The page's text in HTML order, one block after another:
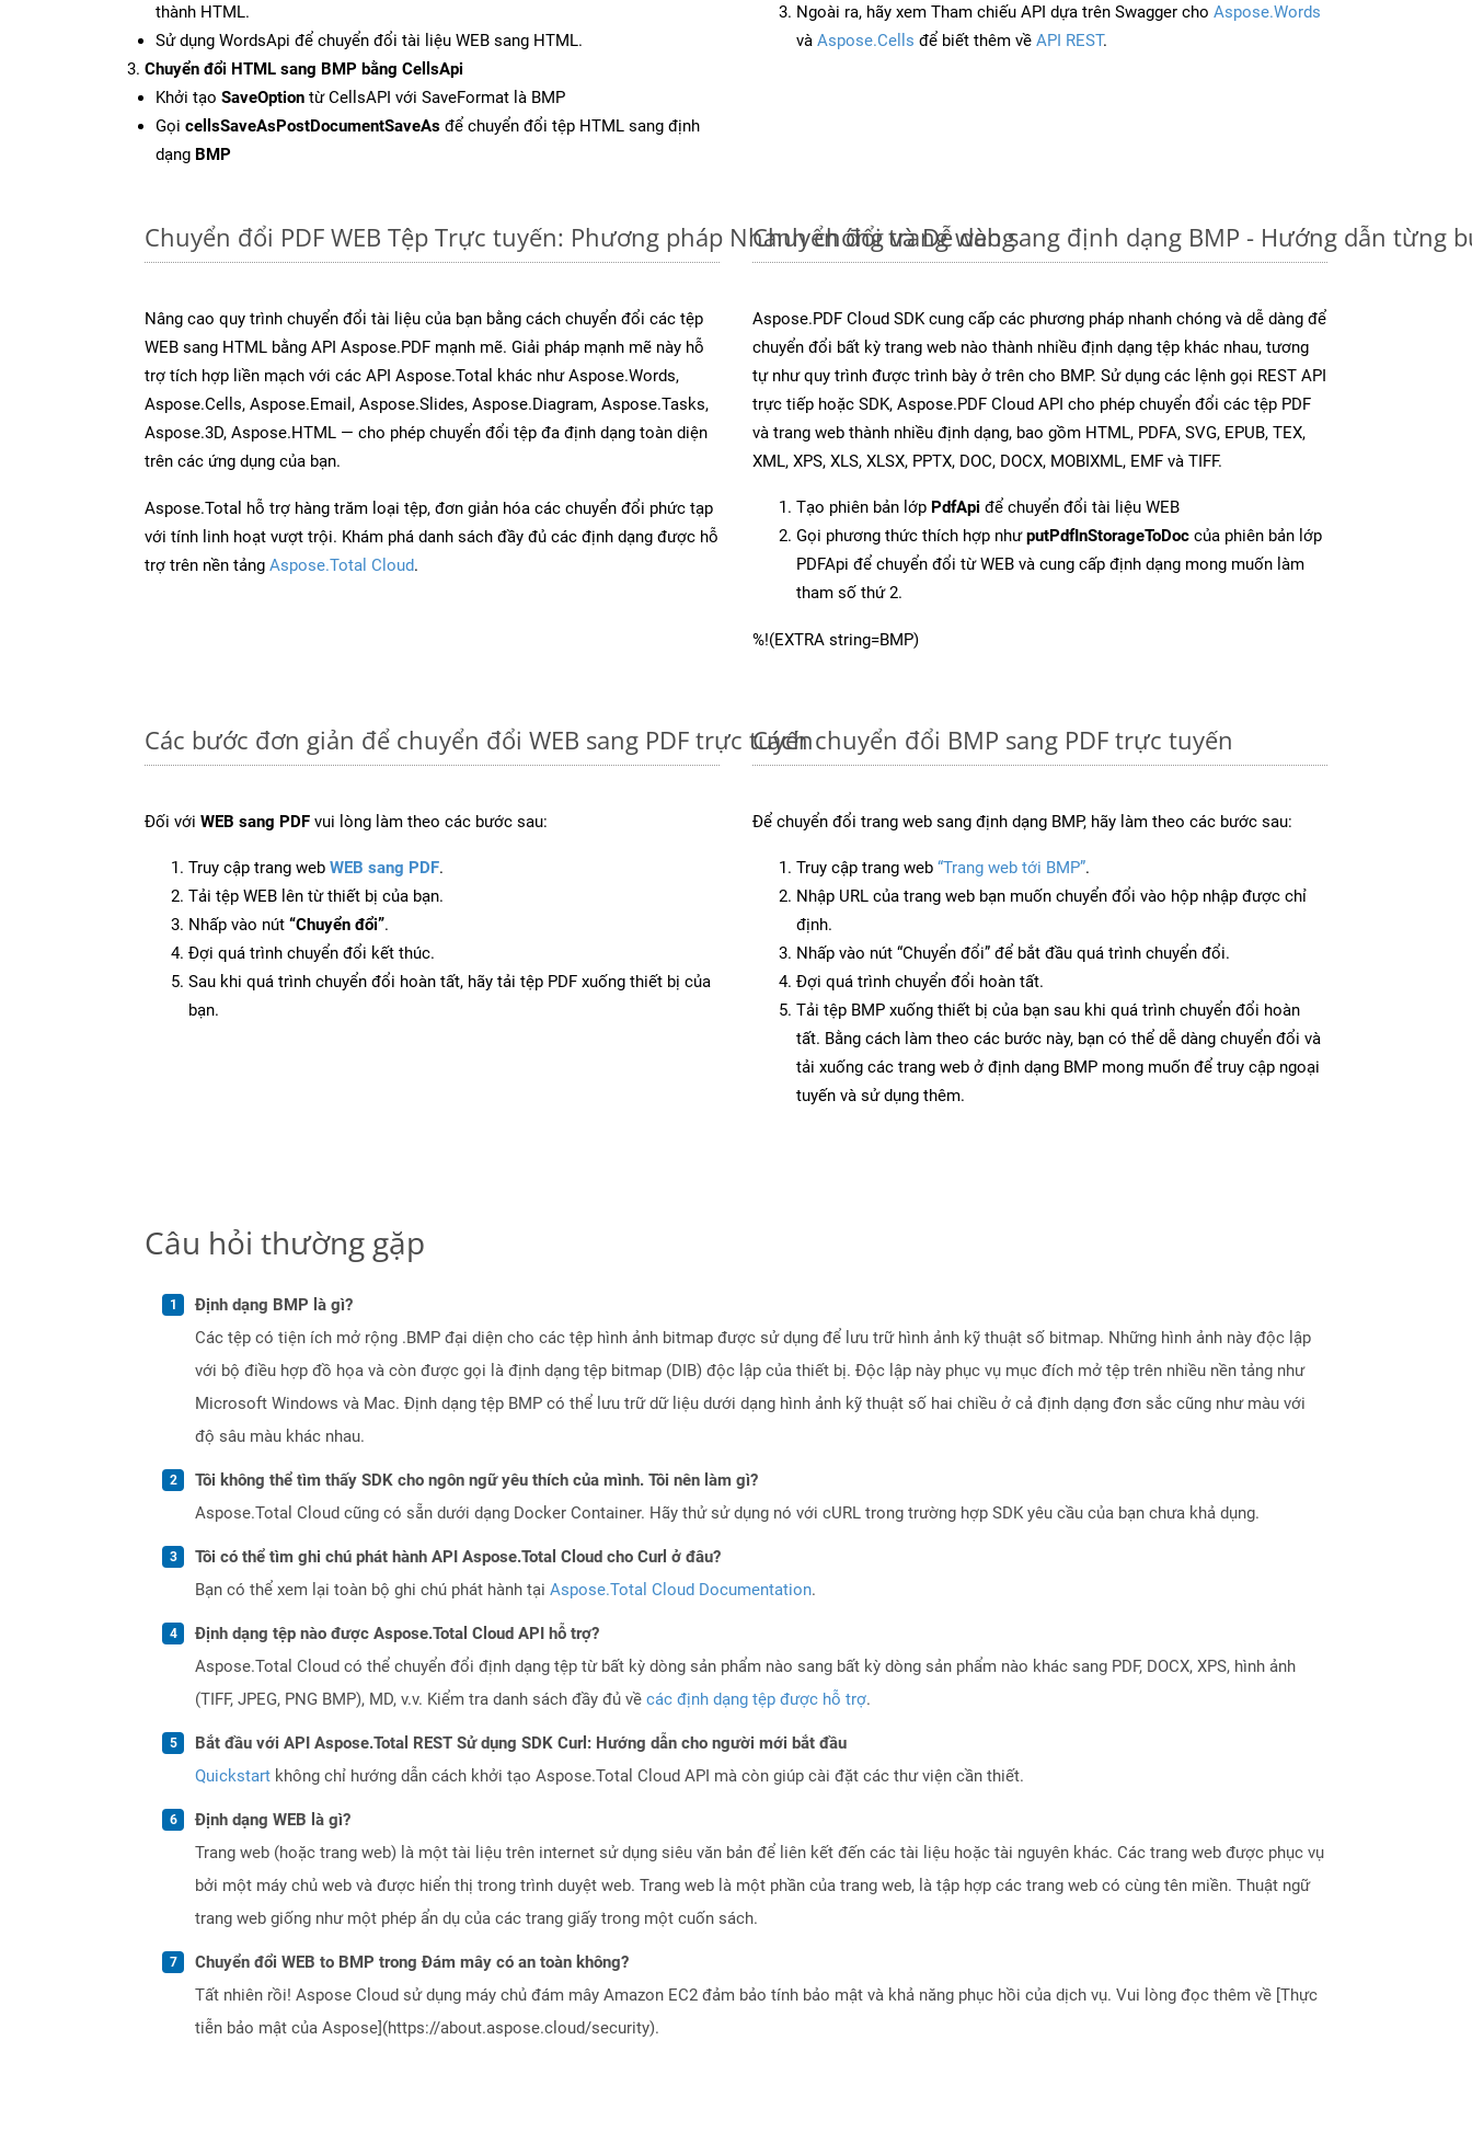
thành HTML.
Sử dụng WordsApi để chuyển đổi tài liệu WEB sang HTML.
Chuyển đổi HTML sang BMP bằng CellsApi
Khởi tạo SaveOption từ CellsAPI với SaveFormat là BMP
Gọi cellsSaveAsPostDocumentSaveAs để chuyển đổi tệp HTML sang định
dạng BMP
Ngoài ra, hãy xem Tham chiếu API dựa trên Swagger cho Aspose.Words
và Aspose.Cells để biết thêm về API REST.
Chuyển đổi PDF WEB Tệp Trực tuyến: Phương pháp Nhanh chóng và Dễ dàng
Nâng cao quy trình chuyển đổi tài liệu của bạn bằng cách chuyển đổi các tệp
WEB sang HTML bằng API Aspose.PDF mạnh mẽ. Giải pháp mạnh mẽ này hỗ
trợ tích hợp liền mạch với các API Aspose.Total khác như Aspose.Words,
Aspose.Cells, Aspose.Email, Aspose.Slides, Aspose.Diagram, Aspose.Tasks,
Aspose.3D, Aspose.HTML — cho phép chuyển đổi tệp đa định dạng toàn diện
trên các ứng dụng của bạn.
Aspose.Total hỗ trợ hàng trăm loại tệp, đơn giản hóa các chuyển đổi phức tạp
với tính linh hoạt vượt trội. Khám phá danh sách đầy đủ các định dạng được hỗ
trợ trên nền tảng Aspose.Total Cloud.
Chuyển đổi trang web sang định dạng BMP - Hướng dẫn từng
Aspose.PDF Cloud SDK cung cấp các phương pháp nhanh chóng và dễ dàng để
chuyển đổi bất kỳ trang web nào thành nhiều định dạng tệp khác nhau, tương
tự như quy trình được trình bày ở trên cho BMP. Sử dụng các lệnh gọi REST API
trực tiếp hoặc SDK, Aspose.PDF Cloud API cho phép chuyển đổi các tệp PDF
và trang web thành nhiều định dạng, bao gồm HTML, PDFA, SVG, EPUB, TEX,
XML, XPS, XLS, XLSX, PPTX, DOC, DOCX, MOBIXML, EMF và TIFF.
Tạo phiên bản lớp PdfApi để chuyển đổi tài liệu WEB
Gọi phương thức thích hợp nhưputPdfInStorageToDoc của phiên bản lớp
PDFApi để chuyển đổi từ WEB và cung cấp định dạng mong muốn làm
tham số thứ 2.
%!(EXTRA string=BMP)
Các bước đơn giản để chuyển đổi WEB sang PDF trực tuyến
Đối với WEB sang PDF vui lòng làm theo các bước sau:
Truy cập trang web WEB sang PDF.
Tải tệp WEB lên từ thiết bị của bạn.
Nhấp vào nút “Chuyển đổi”.
Đợi quá trình chuyển đổi kết thúc.
Sau khi quá trình chuyển đổi hoàn tất, hãy tải tệp PDF xuống thiết bị của
bạn.
Cách chuyển đổi BMP sang PDF trực tuyến
Để chuyển đổi trang web sang định dạng BMP, hãy làm theo các bước sau:
Truy cập trang web “Trang web tới BMP”.
Nhập URL của trang web bạn muốn chuyển đổi vào hộp nhập được chỉ
định.
Nhấp vào nút “Chuyển đổi” để bắt đầu quá trình chuyển đổi.
Đợi quá trình chuyển đổi hoàn tất.
Tải tệp BMP xuống thiết bị của bạn sau khi quá trình chuyển đổi hoàn
tất. Bằng cách làm theo các bước này, bạn có thể dễ dàng chuyển đổi và
tải xuống các trang web ở định dạng BMP mong muốn để truy cập ngoại
tuyến và sử dụng thêm.
Câu hỏi thường gặp
Định dạng BMP là gì?
Các tệp có tiện ích mở rộng .BMP đại diện cho các tệp hình ảnh bitmap được sử dụng để lưu trữ hình ảnh kỹ thuật số bitmap. Những hình ảnh này độc lập
với bộ điều hợp đồ họa và còn được gọi là định dạng tệp bitmap (DIB) độc lập của thiết bị. Độc lập này phục vụ mục đích mở tệp trên nhiều nền tảng như
Microsoft Windows và Mac. Định dạng tệp BMP có thể lưu trữ dữ liệu dưới dạng hình ảnh kỹ thuật số hai chiều ở cả định dạng đơn sắc cũng như màu với
độ sâu màu khác nhau.
Tôi không thể tìm thấy SDK cho ngôn ngữ yêu thích của mình. Tôi nên làm gì?
Aspose.Total Cloud cũng có sẵn dưới dạng Docker Container. Hãy thử sử dụng nó với cURL trong trường hợp SDK yêu cầu của bạn chưa khả dụng.
Tôi có thể tìm ghi chú phát hành API Aspose.Total Cloud cho Curl ở đâu?
Bạn có thể xem lại toàn bộ ghi chú phát hành tại Aspose.Total Cloud Documentation.
Định dạng tệp nào được Aspose.Total Cloud API hỗ trợ?
Aspose.Total Cloud có thể chuyển đổi định dạng tệp từ bất kỳ dòng sản phẩm nào sang bất kỳ dòng sản phẩm nào khác sang PDF, DOCX, XPS, hình ảnh
(TIFF, JPEG, PNG BMP), MD, v.v. Kiểm tra danh sách đầy đủ về các định dạng tệp được hỗ trợ.
Bắt đầu với API Aspose.Total REST Sử dụng SDK Curl: Hướng dẫn cho người mới bắt đầu
Quickstart không chỉ hướng dẫn cách khởi tạo Aspose.Total Cloud API mà còn giúp cài đặt các thư viện cần thiết.
Định dạng WEB là gì?
Trang web (hoặc trang web) là một tài liệu trên internet sử dụng siêu văn bản để liên kết đến các tài liệu hoặc tài nguyên khác. Các trang web được phục vụ
bởi một máy chủ web và được hiển thị trong trình duyệt web. Trang web là một phần của trang web, là tập hợp các trang web có cùng tên miền. Thuật ngữ
trang web giống như một phép ẩn dụ của các trang giấy trong một cuốn sách.
Chuyển đổi WEB to BMP trong Đám mây có an toàn không?
Tất nhiên rồi! Aspose Cloud sử dụng máy chủ đám mây Amazon EC2 đảm bảo tính bảo mật và khả năng phục hồi của dịch vụ. Vui lòng đọc thêm về [Thực
tiễn bảo mật của Aspose](https://about.aspose.cloud/security).